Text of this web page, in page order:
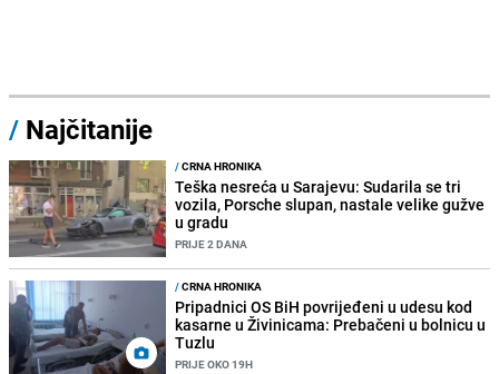
/ Najčitanije
/CRNA HRONIKA
Teška nesreća u Sarajevu: Sudarila se tri
vozila, Porsche slupan, nastale velike gužve
u gradu
PRIJE 2 DANA
/CRNA HRONIKA
Pripadnici OS BiH povrijeđeni u udesu kod
kasarne u Živinicama: Prebačeni u bolnicu u
Tuzlu
PRIJE OKO 19H